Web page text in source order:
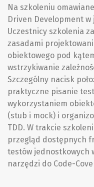
Na szkoleniu
Driven Development w
Uczestnicy szkolenia
zasadami
obiektowego pod
wstrzykiwanie
Szczególny nacisk
praktyczne pisanie
wykorzystaniem
(stub i mock) i
TDD. W trakcie
przegląd dostępnych
testów jednostkowych
narzędzi do Code-